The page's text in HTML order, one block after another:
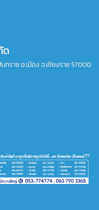
ด
ทราย อ.เมือง จ.เชียงราย 57000